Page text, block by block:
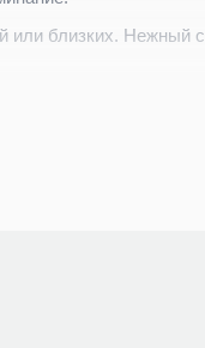
близких. Нежный